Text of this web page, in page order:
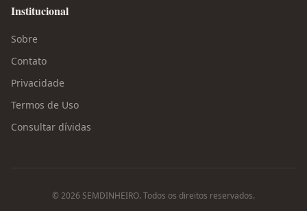
Institucional
Sobre
Contato
Privacidade
Termos de Uso
Consultar dívidas
©2026 SEMDINHEIRO. Todos os direitos reservados.